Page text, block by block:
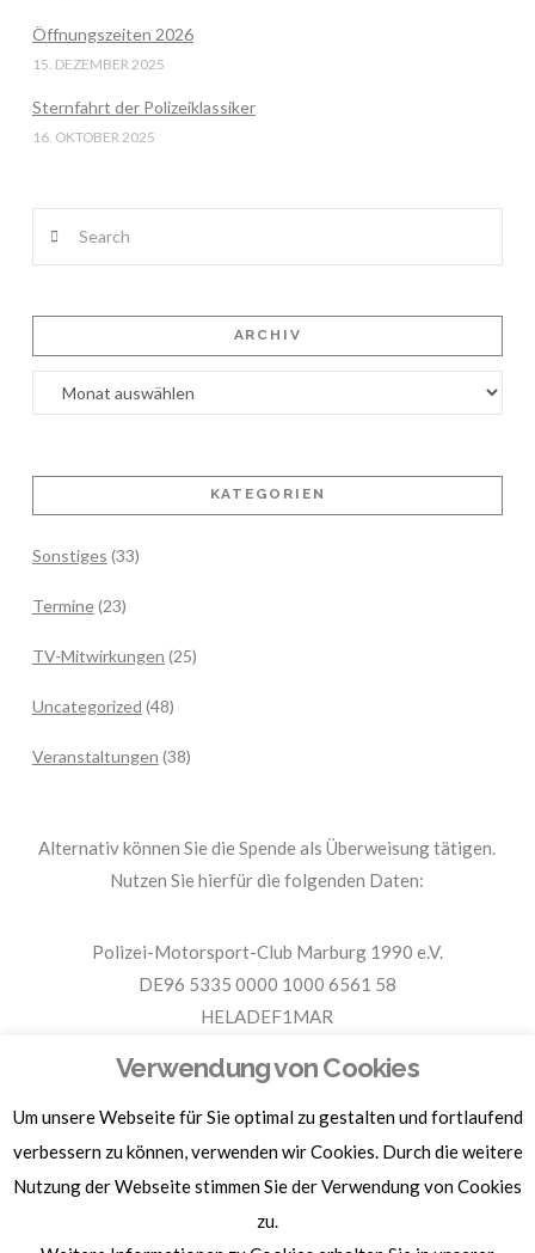
Öffnungszeiten 2026
15. DEZEMBER 2025
Sternfahrt der Polizeiklassiker
16. OKTOBER 2025
ARCHIV
Archiv
KATEGORIEN
Sonstiges (33)
Termine(23)
TV-Mitwirkungen (25)
Uncategorized (48)
Veranstaltungen (38)
Alternativ können Sie die Spende als Überweisung tätigen.
Nutzen Sie hierfür die folgenden Daten:
Polizei-Motorsport-Club Marburg 1990 e.V.
DE96 5335 0000 1000 6561 58
HELADEF1MAR
Für Spendenbescheinigungen, Sachspenden und weitere
Informationen, hier klicken.
Verwendung von Cookies
Um unsere Webseite für Sie optimal zu gestalten und fortlaufend
verbessern zu können, verwenden wir Cookies. Durch die weitere
Nutzung der Webseite stimmen Sie der Verwendung von Cookies
zu.